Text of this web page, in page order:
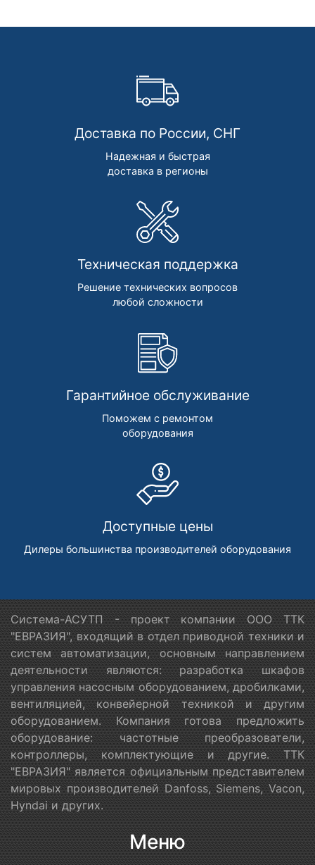
Доставка по России, СНГ
Надежная и быстрая
доставка в регионы
Техническая поддержка
Решение технических вопросов
любой сложности
Гарантийное обслуживание
Поможем с ремонтом
оборудования
Доступные цены
Дилеры большинства производителей оборудования
Система-АСУТП - проект компании ООО ТТК
"ЕВРАЗИЯ", входящий в отдел приводной техники и
систем автоматизации, основным направлением
деятельности являются: разработка шкафов
управления насосным оборудованием, дробилками,
вентиляцией, конвейерной техникой и другим
оборудованием. Компания готова предложить
оборудование: частотные преобразователи,
контроллеры, комплектующие и другие. ТТК
"ЕВРАЗИЯ" является официальным представителем
мировых производителей Danfoss, Siemens, Vacon,
Hyndai и других.
Меню